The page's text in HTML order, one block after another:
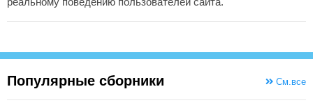
Популярные сборники См.все